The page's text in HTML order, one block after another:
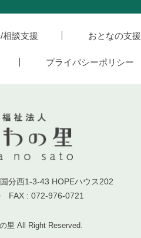
相談支援 おとなの支援
プライバシーポリシー
分西1-3-43 HOPEハウス202
FAX : 072-976-0721
里 All Right Reserved.